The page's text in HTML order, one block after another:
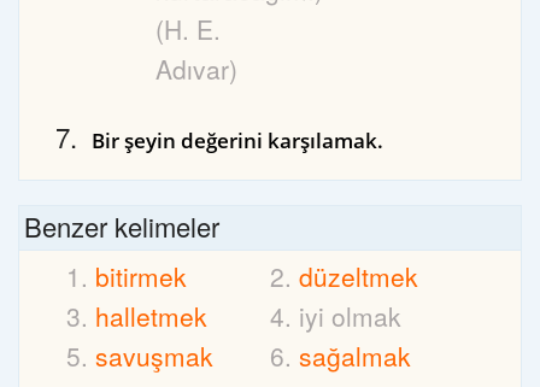
(H. E.
Adıvar)
Bir şeyin değerini karşılamak.
Benzer kelimeler
bitirmek
düzeltmek
halletmek
iyi olmak
savuşmak
sağalmak